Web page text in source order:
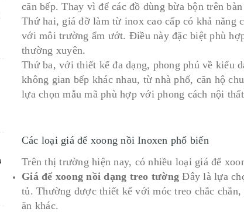
căn bếp. Thay vì để các đồ dùng bừa bộn trên
Thứ hai, giá đỡ làm từ inox cao cấp có khả năng
với môi trường ẩm ướt. Điều này đặc biệt phù
thường xuyên.
Thứ ba, với thiết kế đa dạng, phong phú về kiểu
không gian bếp khác nhau, từ nhà phố, căn hộ
lựa chọn mẫu mã phù hợp với phong cách nội
Các loại giá để xoong nồi Inoxen phổ biến
Trên thị trường hiện nay, có nhiều loại giá để
Giá để xoong nồi dạng treo tường Đây là lựa
tủ. Thường được thiết kế với móc treo chắc
ăn khác.